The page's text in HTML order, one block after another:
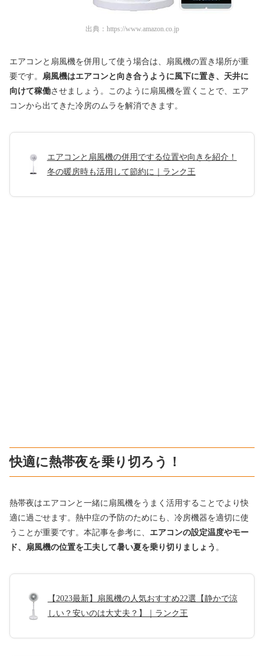
出典： https://www.amazon.co.jp
エアコンと扇風機を併用して使う場合は、扇風機の置き場所が重
要です。 扇風機はエアコンと向き合うように風下に置き、天井に
向けて稼働させましょう。このように扇風機を置くことで、エア
コンから出てきた冷房のムラを解消できます。
エアコンと扇風機の併用でする位置や向きを紹介！
冬の暖房時も活用して節約に｜ランク王
快適に熱帯夜を乗り切ろう！
熱帯夜はエアコンと一緒に扇風機をうまく活用することでより快
適に過ごせます。熱中症の予防のためにも、冷房機器を適切に使
うことが重要です。本記事を参考に、 エアコンの設定温度やモー
ド、扇風機の位置を工夫して暑い夏を乗り切りましょう 。
【2023最新】扇風機の人気おすすめ22選【静かで涼
しい？安いのは大丈夫？】｜ランク王